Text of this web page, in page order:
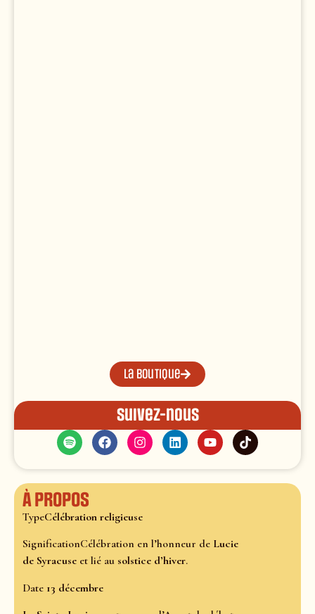
La boutique
Suivez-nous
À propos
TypeCélébration religieuse
SignificationCélébration en l’honneur de Lucie
de Syracuse et lié au solstice d’hiver.
Date 13 décembre